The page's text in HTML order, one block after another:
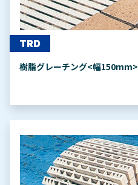
TRD
樹脂グレーチング<幅150mm>